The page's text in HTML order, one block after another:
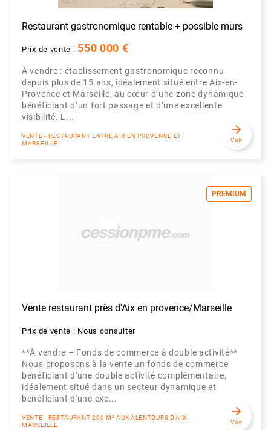
Restaurant gastronomique rentable + possible murs
Prix de vente : 550 000 €
À vendre : établissement gastronomique reconnu
depuis plus de 15 ans, idéalement situé entre Aix-en-
Provence et Marseille, au cœur d’une zone dynamique
bénéficiant d’un fort passage et d’une excellente
visibilité. L...
VENTE - RESTAURANT ENTRE AIX EN PROVENCE ET
MARSEILLE
arrow_forward
Voir
PREMIUM
Vente restaurant près d'Aix en provence/Marseille
Prix de vente : Nous consulter
**À vendre – Fonds de commerce à double activité**
Nous proposons à la vente un fonds de commerce
bénéficiant d'une double activité complémentaire,
idéalement situé dans un secteur dynamique et
bénéficiant d'une exc...
VENTE - RESTAURANT 200 M² AUX ALENTOURS D'AIX-
MARSEILLE
arrow_forward
Voir